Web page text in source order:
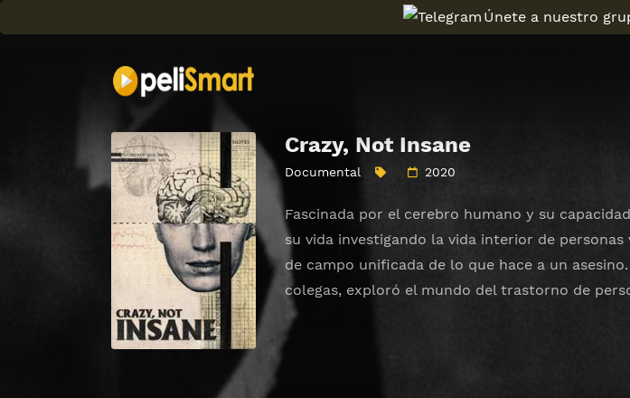
Únete a nuestro
Crazy, Not Insane
Documental 2020
Fascinada por el cerebro humano y su
su vida investigando la vida interior de
de campo unificada de lo que hace a un
colegas, exploró el mundo del trastorno de